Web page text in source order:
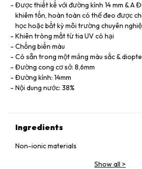
Được thiết kế với đường kính 14 mm & A
khiêm tốn, hoàn toàn có thể đeo được
học hoặc bất kỳ môi trường chuyên
Khiên tròng mắt từ tia UV có hại
Chống biến màu
Có sẵn trong một mảng màu sắc &
Đường cong cơ sở: 8,6mm
Đường kính: 14mm
Nội dung nước: 38%
Ingredients
Non-ionic materials
Show all >